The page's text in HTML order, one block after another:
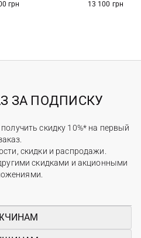
грн
13 100 грн
ЗА ПОДПИСКУ
скидку 10%* на первый
скидки и распродажи.
скидками и акционными